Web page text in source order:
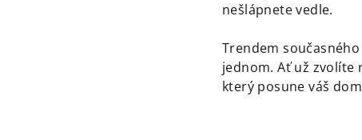
nešlápnete vedle.
Trendem
jednom. Ať už zvolíte
který posune váš